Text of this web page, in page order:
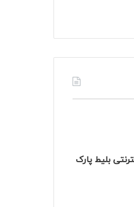
بلیط پارک